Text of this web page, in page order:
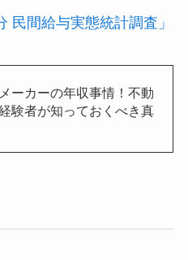
民間給与実態統計調査」
ーカーの年収事情！不動
験者が知っておくべき真